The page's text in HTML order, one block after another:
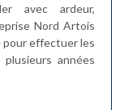
avec ardeur,
Nord Artois
pour effectuer les
années